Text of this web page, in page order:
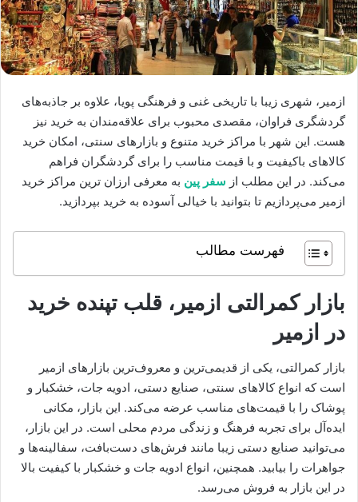
ازمیر، شهری زیبا با تاریخی غنی و فرهنگی پویا، علاوه بر جاذبه‌های
گردشگری فراوان، مقصدی محبوب برای علاقه‌مندان به خرید نیز
هست. این شهر با مراکز خرید متنوع و بازارهای سنتی، امکان خرید
کالاهای باکیفیت و با قیمت مناسب را برای گردشگران فراهم
می‌کند. در این مطلب از سفر پین به معرفی ارزان ترین مراکز خرید
ازمیر می‌پردازیم تا بتوانید با خیالی آسوده به خرید بپردازید.
فهرست مطالب
بازار کمرالتی ازمیر، قلب تپنده خرید
در ازمیر
بازار کمرالتی، یکی از قدیمی‌ترین و معروف‌ترین بازارهای ازمیر
است که انواع کالاهای سنتی، صنایع دستی، ادویه جات، خشکبار و
پوشاک را با قیمت‌های مناسب عرضه می‌کند. این بازار، مکانی
ایده‌آل برای تجربه فرهنگ و زندگی مردم محلی است. در این بازار،
می‌توانید صنایع دستی زیبا مانند فرش‌های دست‌بافت، سفالینه‌ها و
جواهرات را بیابید. همچنین، انواع ادویه جات و خشکبار با کیفیت بالا
در این بازار به فروش می‌رسد.